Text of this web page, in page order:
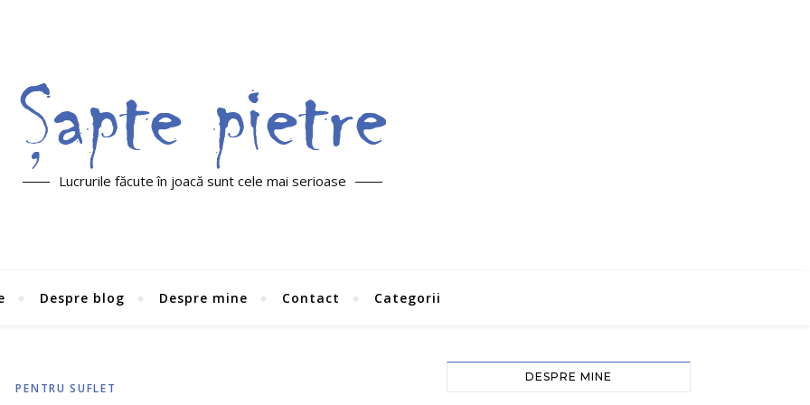
Lucrurile făcute în joacă sunt cele mai serioase
Despre blog Despre mine Contact Categorii
PENTRU SUFLET
DESPRE MINE